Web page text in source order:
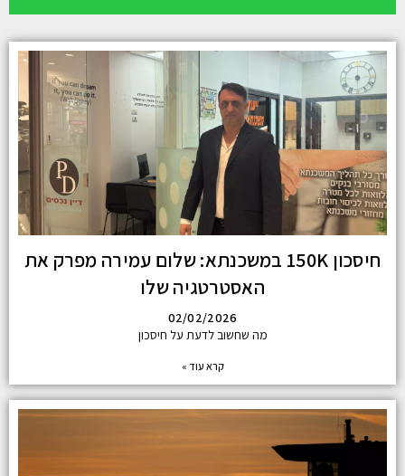
חיסכון 150K במשכנתא: שלום עמירה מפרק את
האסטרטגיה שלו
02/02/2026
מה שחשוב לדעת על חיסכון
קרא עוד »